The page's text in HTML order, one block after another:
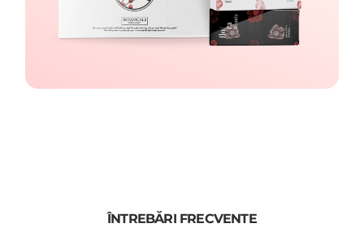
ÎNTREBĂRI FRECVENTE